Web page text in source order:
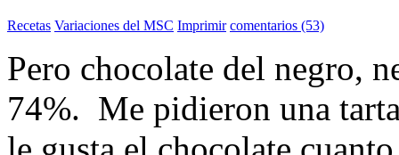
Recetas Variaciones del MSC Imprimir comentarios (53)
Pero chocolate del negro,
74%. Me pidieron una